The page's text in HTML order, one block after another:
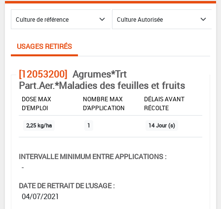
USAGES RETIRÉS
[12053200] Agrumes*Trt
Part.Aer.*Maladies des feuilles et fruits
DOSE MAX
D'EMPLOI
NOMBRE MAX
D'APPLICATION
DÉLAIS AVANT
RÉCOLTE
2,25 kg/ha 1 14 Jour (s)
INTERVALLE MINIMUM ENTRE APPLICATIONS :
-
DATE DE RETRAIT DE L'USAGE :
04/07/2021